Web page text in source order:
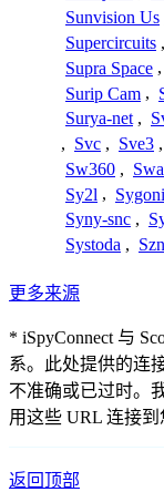
Sunvision Us
Supercircuits ,
Supra Space ,
Surip Cam ,
Surya-net ,
, Svc , Sve3 ,
Sw360 ,
Sy2l ,
Syny-snc ,
Systoda ,
更多来源
* iSpyConnect 与
系。此处提供的连
不准确或已过时。
用这些 URL 连接到
返回顶部